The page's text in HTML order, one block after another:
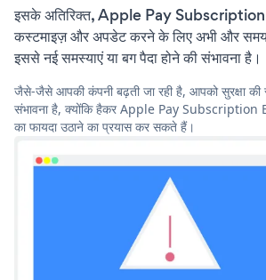
इसके अतिरिक्त, Apple Pay
कस्टमाइज़ और अपडेट करने के लिए अभी और
इससे नई समस्याएं या बग पैदा होने की संभावना है।
जैसे-जैसे आपकी कंपनी बढ़ती जा रही है, आपको सुरक्षा
संभावना है, क्योंकि हैकर Apple Pay Subscription
का फायदा उठाने का प्रयास कर सकते हैं।